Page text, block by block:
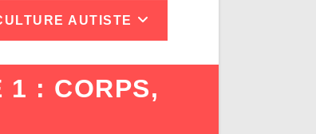
AUTISTE
1 : CORPS,